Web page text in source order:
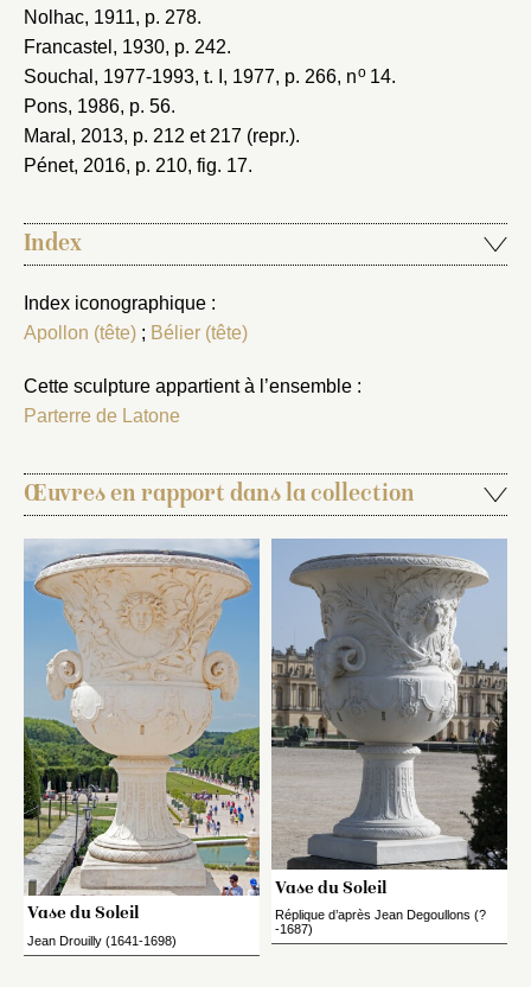
Nolhac, 1911, p. 278.
Francastel, 1930, p. 242.
Souchal, 1977-1993, t. I, 1977, p. 266, no14.
Pons, 1986, p. 56.
Maral, 2013, p. 212 et 217 (repr.).
Pénet, 2016, p. 210, fig. 17.
Index
Index iconographique :
Apollon (tête) ; Bélier (tête)
Cette sculpture appartient à l’ensemble :
Parterre de Latone
Œuvres en rapport dans la collection
Vase du Soleil
Jean Drouilly (1641-1698)
Vase du Soleil
Réplique d’après Jean Degoullons (?
-1687)